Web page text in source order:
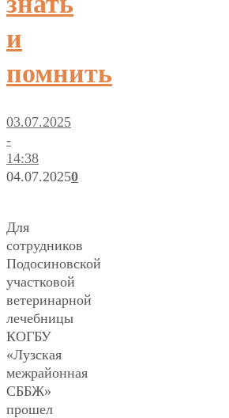
и
помнить
03.07.2025
-
14:38
04.07.20250
Для
сотрудников
Подосиновской
участковой
ветеринарной
лечебницы
КОГБУ
«Лузская
межрайонная
СББЖ»
прошел